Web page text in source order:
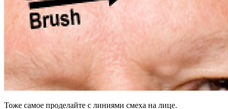
Тоже самое проделайте с линиями смеха на лице.